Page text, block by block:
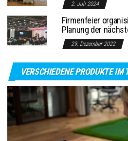
2. Juli 2024
Firmenfeier
Planung der
29. Dezember 2022
VERSCHIEDENE PRODUKTE IM